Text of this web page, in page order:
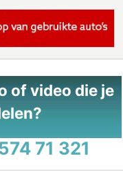
of video die je
71 321